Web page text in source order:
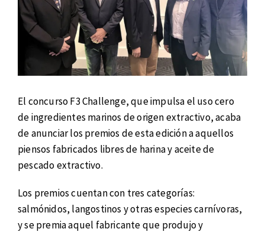
El concurso F3 Challenge, que impulsa el uso cero
de ingredientes marinos de origen extractivo, acaba
de anunciar los premios de esta edición a aquellos
piensos fabricados libres de harina y aceite de
pescado extractivo.
Los premios cuentan con tres categorías:
salmónidos, langostinos y otras especies carnívoras,
y se premia aquel fabricante que produjo y